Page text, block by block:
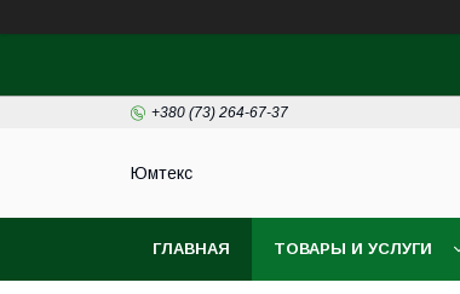
+380 (73) 264-67-37
Юмтекс
ГЛАВНАЯ ТОВАРЫ И УСЛУГИ